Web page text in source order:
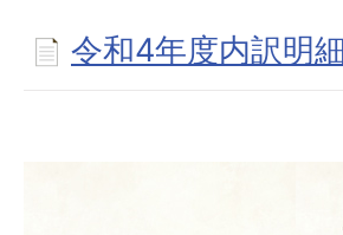
令和4年度内訳明